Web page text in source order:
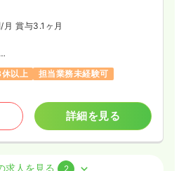
/月 賞与3.1ヶ月
以上
担当業務未経験可
詳細を見る
求人を見る 2